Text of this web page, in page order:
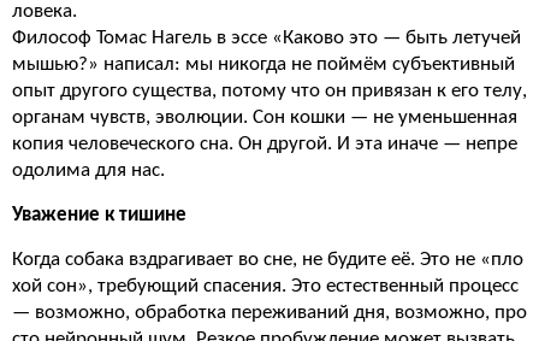
ловека.
Философ Томас Нагель в эссе «Каково это — быть летучей
мышью?» написал: мы никогда не поймём субъективный
опыт другого существа, потому что он привязан к его телу,
органам чувств, эволюции. Сон кошки — не уменьшенная
копия человеческого сна. Он другой. И эта иначе — непре
одолима для нас.
Уважение к тишине
Когда собака вздрагивает во сне, не будите её. Это не «пло
хой сон», требующий спасения. Это естественный процесс
— возможно, обработка переживаний дня, возможно, про